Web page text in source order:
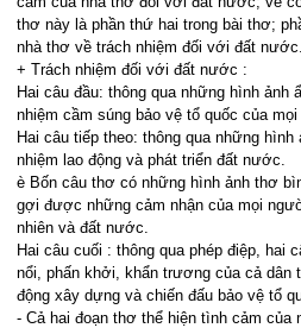
thơ này là phần thứ hai trong bài thơ;
nhà thơ về trách nhiệm đối với đất nước.
+ Trách nhiệm đối với đất nước :
Hai câu đầu: thông qua những hình ảnh
nhiệm cầm súng bảo vệ tổ quốc của mọi
Hai câu tiếp theo: thông qua những
nhiệm lao động và phát triển đất nước.
è Bốn câu thơ có những hình ảnh thơ
gợi được những cảm nhận của mọi
nhiên và đất nước.
Hai câu cuối : thông qua phép điệp, hai
nổi, phấn khởi, khẩn trương của cả dân
động xây dựng và chiến đấu bảo vệ tổ
- Cả hai đoạn thơ thể hiện tình cảm